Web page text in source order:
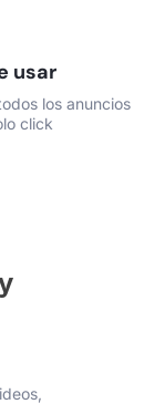
usar
los anuncios
click